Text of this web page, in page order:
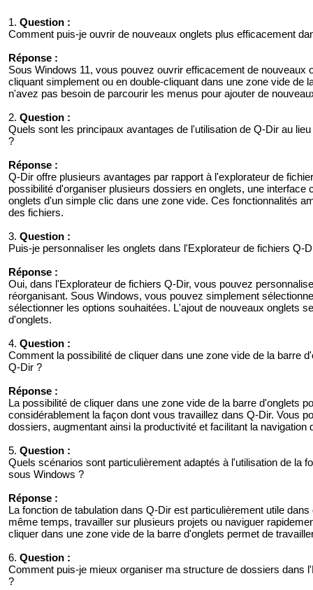
1. Question :
Comment puis-je ouvrir de nouveaux onglets plus efficacement
Réponse :
Sous Windows 11, vous pouvez ouvrir efficacement de nouveaux
cliquant simplement ou en double-cliquant dans une zone vide de
n'avez pas besoin de parcourir les menus pour ajouter de
2. Question :
Quels sont les principaux avantages de l'utilisation de Q-Dir au
?
Réponse :
Q-Dir offre plusieurs avantages par rapport à l'explorateur de
possibilité d'organiser plusieurs dossiers en onglets, une
onglets d'un simple clic dans une zone vide. Ces fonctionnalités
des fichiers.
3. Question :
Puis-je personnaliser les onglets dans l'Explorateur de fichiers Q-
Réponse :
Oui, dans l'Explorateur de fichiers Q-Dir, vous pouvez
réorganisant. Sous Windows, vous pouvez simplement
sélectionner les options souhaitées. L'ajout de nouveaux onglets
d'onglets.
4. Question :
Comment la possibilité de cliquer dans une zone vide de la barre
Q-Dir ?
Réponse :
La possibilité de cliquer dans une zone vide de la barre d'onglets
considérablement la façon dont vous travaillez dans Q-Dir. Vous
dossiers, augmentant ainsi la productivité et facilitant la
5. Question :
Quels scénarios sont particulièrement adaptés à l'utilisation de la
sous Windows ?
Réponse :
La fonction de tabulation dans Q-Dir est particulièrement utile
même temps, travailler sur plusieurs projets ou naviguer
cliquer dans une zone vide de la barre d'onglets permet de
6. Question :
Comment puis-je mieux organiser ma structure de dossiers dans
?